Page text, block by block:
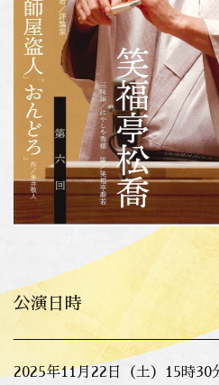
公演日時
2025年11月22日（土）15時30